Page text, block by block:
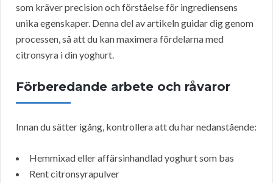
som kräver precision och förståelse för ingrediensens
unika egenskaper. Denna del av artikeln guidar dig genom
processen, så att du kan maximera fördelarna med
citronsyra i din yoghurt.
Förberedande arbete och råvaror
Innan du sätter igång, kontrollera att du har nedanstående:
Hemmixad eller affärsinhandlad yoghurt som bas
Rent citronsyrapulver